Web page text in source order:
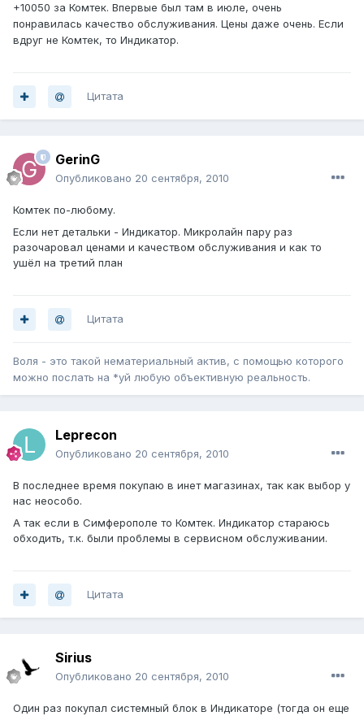
+10050 за Комтек. Впервые был там в июле, очень
понравилась качество обслуживания. Цены даже очень. Если
вдруг не Комтек, то Индикатор.
Цитата
GerinG
Опубликовано 20 сентября, 2010
Комтек по-любому.
Если нет детальки - Индикатор. Микролайн пару раз
разочаровал ценами и качеством обслуживания и как то
ушёл на третий план
Цитата
Воля - это такой нематериальный актив, с помощью которого
можно послать на *уй любую объективную реальность.
Leprecon
Опубликовано 20 сентября, 2010
В последнее время покупаю в инет магазинах, так как выбор у
нас неособо.
А так если в Симферополе то Комтек. Индикатор стараюсь
обходить, т.к. были проблемы в сервисном обслуживании.
Цитата
Sirius
Опубликовано 20 сентября, 2010
Один раз покупал системный блок в Индикаторе (тогда он еще